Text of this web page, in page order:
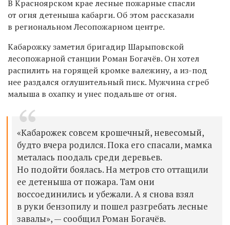
В Красноярском крае лесные пожарные спасли
от огня детеныша кабарги. Об этом рассказали
в региональном Лесопожарном центре.
Кабарожку заметил бригадир Шарыповской
лесопожарной станции Роман Богачёв. Он хотел
распилить на горящей кромке валежину, а из-под
нее раздался оглушительный писк. Мужчина сгреб
малыша в охапку и унес подальше от огня.
«Кабарожек совсем крошечный, невесомый,
будто вчера родился. Пока его спасали, мамка
металась поодаль среди деревьев.
Но подойти боялась. На метров сто оттащили
ее детеныша от пожара. Там они
воссоединились и убежали. А я снова взял
в руки бензопилу и пошел разгребать лесные
завалы», — сообщил Роман Богачёв.